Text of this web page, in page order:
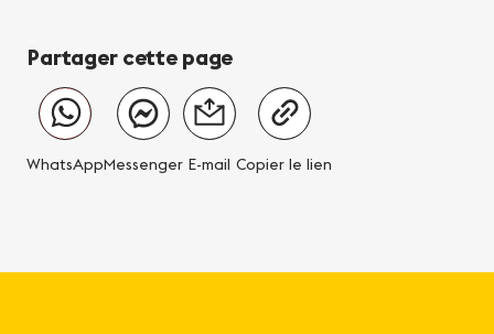
Partager cette page
WhatsAppMessenger E-mail Copier le lien